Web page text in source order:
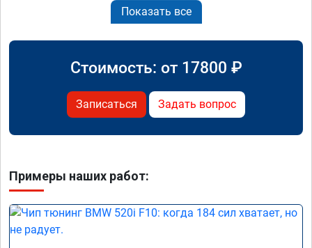
Показать все
Стоимость: от 17800 ₽
Записаться Задать вопрос
Примеры наших работ: